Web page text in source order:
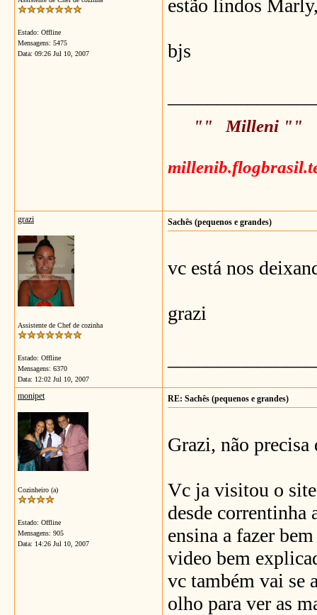
Estado: Offline
Mensagens: 5475
Data: 09:26 Jul 10, 2007
estão lindos
bjs
"" Milleni ""
grazi
Assistente de Chef de cozinha
Estado: Offline
Mensagens: 6370
Data: 12:02 Jul 10, 2007
Sachês (pequenos e grandes)
vc está nos
grazi
monipet
Cozinheiro (a)
Estado: Offline
Mensagens: 905
Data: 14:26 Jul 10, 2007
RE: Sachês (pequenos e grandes)
Grazi, não
Vc ja visitou o site
desde correntinha
ensina a fazer
video bem
vc também vai se
olho para ver as